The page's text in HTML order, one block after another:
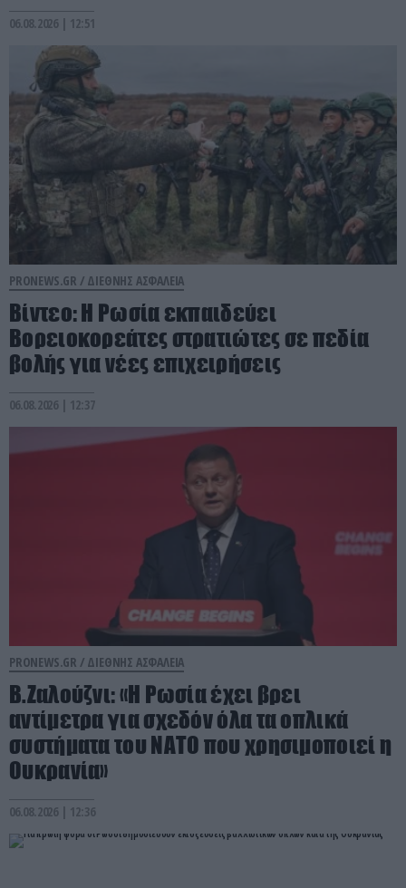
06.08.2026 | 12:51
PRONEWS.GR / ΔΙΕΘΝΗΣ ΑΣΦΑΛΕΙΑ
Βίντεο: Η Ρωσία εκπαιδεύει
Βορειοκορεάτες στρατιώτες σε πεδία
βολής για νέες επιχειρήσεις
06.08.2026 | 12:37
PRONEWS.GR / ΔΙΕΘΝΗΣ ΑΣΦΑΛΕΙΑ
Β.Ζαλούζνι: «Η Ρωσία έχει βρει
αντίμετρα για σχεδόν όλα τα οπλικά
συστήματα του ΝΑΤΟ που χρησιμοποιεί η
Ουκρανία»
06.08.2026 | 12:36